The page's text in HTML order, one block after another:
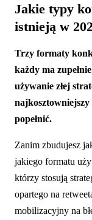
Jakie typy
istnieją w
Trzy formaty
każdy ma
używanie złej
najkosztowniejszy
popełnić.
Zanim zbudujesz
jakiego formatu
którzy stosują
opartego na
mobilizacyjny na